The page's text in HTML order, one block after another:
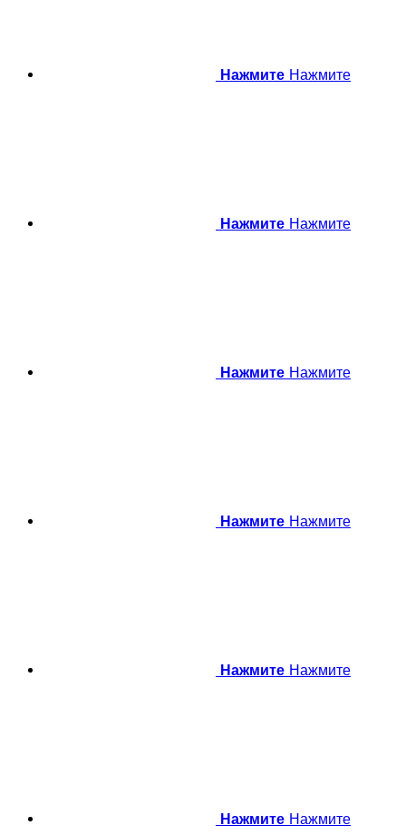
Нажмите Нажмите
Нажмите Нажмите
Нажмите Нажмите
Нажмите Нажмите
Нажмите Нажмите
Нажмите Нажмите